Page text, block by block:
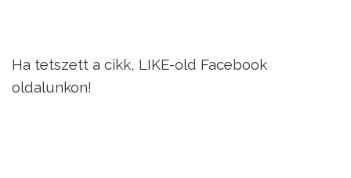
Ha tetszett a cikk, LIKE-old Facebook
oldalunkon!